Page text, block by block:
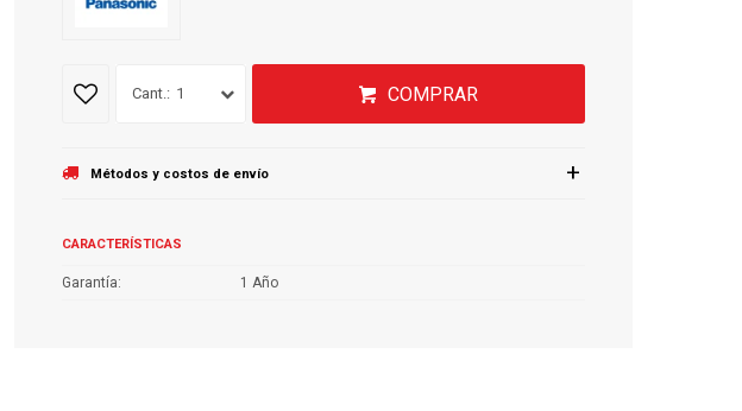
1 COMPRAR
Métodos y costos de envío
CARACTERÍSTICAS
Garantía 1 Año